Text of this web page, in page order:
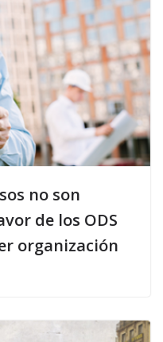
no son
de los ODS
organización